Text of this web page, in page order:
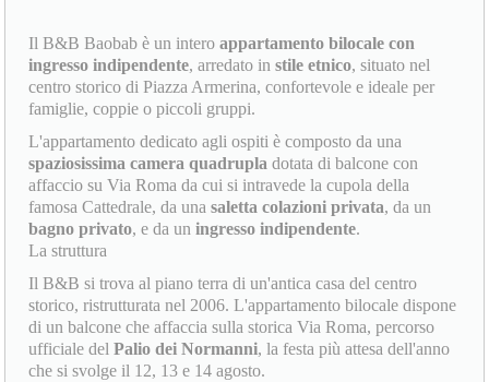
Il B&B Baobab è un interoappartamento bilocale con
ingresso indipendente, arredato instile etnico, situato nel
centro storico di Piazza Armerina, confortevole e ideale per
famiglie, coppie o piccoli gruppi.
L'appartamento dedicato agli ospiti è composto da una
spaziosissima camera quadrupla dotata di balcone con
affaccio su Via Roma da cui si intravede la cupola della
famosa Cattedrale, da unasaletta colazioni privata, da un
bagno privato, e da uningresso indipendente.
La struttura
Il B&B si trova al piano terra di un'antica casa del centro
storico, ristrutturata nel 2006. L'appartamento bilocale dispone
di un balcone che affaccia sulla storica Via Roma, percorso
ufficiale delPalio dei Normanni, la festa più attesa dell'anno
che si svolge il 12, 13 e 14 agosto.